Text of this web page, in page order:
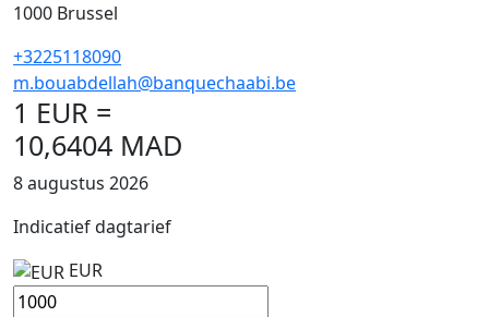
1000 Brussel
+3225118090
m.bouabdellah@banquechaabi.be
1 EUR =
10,6404 MAD
8 augustus 2026
Indicatief dagtarief
EUR